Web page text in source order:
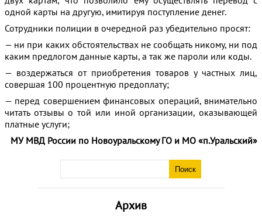
Архив
одной карты на другую, имитируя поступление денег.
Сотрудники полиции в очередной раз убедительно просят:
— ни при каких обстоятельствах не сообщать никому, ни под
каким предлогом данные карты, а так же пароли или коды.
— воздержаться от приобретения товаров у частных лиц,
совершая 100 процентную предоплату;
— перед совершением финансовых операций, внимательно
читать отзывы о той или иной организации, оказывающей
платные услуги;
МУ МВД России по Новоуральскому ГО и МО «п.Уральский»